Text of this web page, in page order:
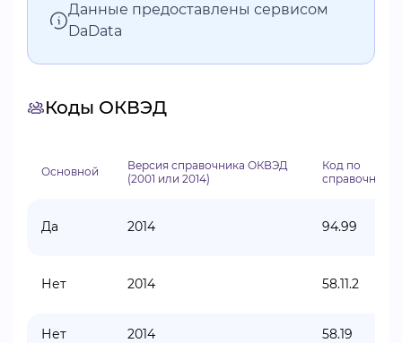
Данные предоставлены сервисом
DaData
Коды ОКВЭД
Основной
Версия справочника ОКВЭД
(2001 или 2014)
Код по
справочнику
Да 2014 94.99
Нет 2014 58.11.2
Нет 2014 58.19